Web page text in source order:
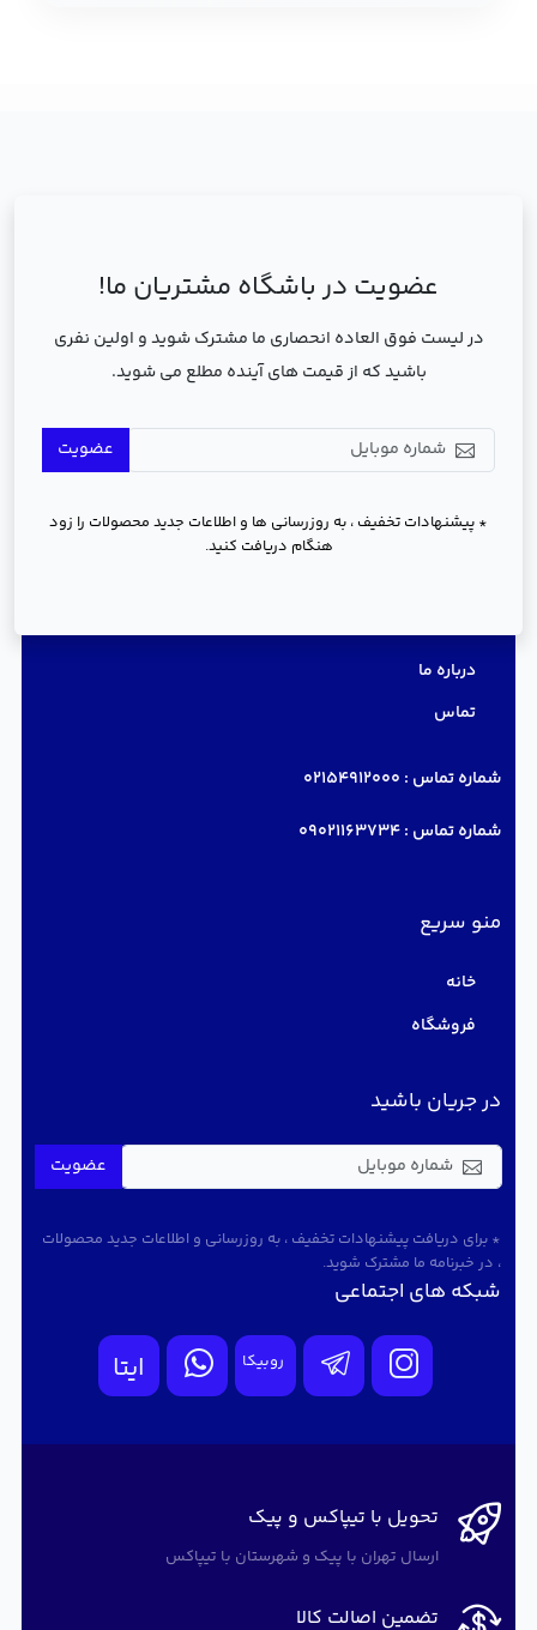
عضویت در باشگاه مشتریان ما!
در لیست فوق العاده انحصاری ما مشترک شوید و اولین نفری
باشید که از قیمت های آینده مطلع می شوید.
عضویت
* پیشنهادات تخفیف ، به روزرسانی ها و اطلاعات جدید محصولات را زود
هنگام دریافت کنید.
درباره ما
تماس
شماره تماس : 02154912000
شماره تماس :09021163734
منو سریع
خانه
فروشگاه
در جریان باشید
عضویت
* برای دریافت پیشنهادات تخفیف ، به روزرسانی و اطلاعات جدید محصولات
، در خبرنامه ما مشترک شوید.
شبکه های اجتماعی
روبیکا ایتا
تحویل با تیپاکس و پیک
ارسال تهران با پیک و شهرستان با تیپاکس
تضمین اصالت کالا